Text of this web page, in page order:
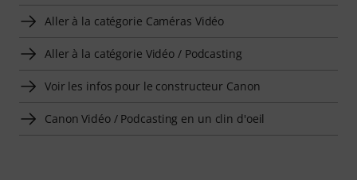
Aller à la catégorie Caméras Vidéo
Aller à la catégorie Vidéo / Podcasting
Voir les infos pour le constructeur Canon
Canon Vidéo / Podcasting en un clin d'oeil